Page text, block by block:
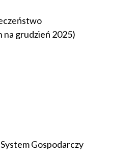
na grudzień 2025)
Gospodarczy